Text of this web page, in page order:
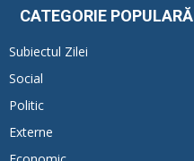
CATEGORIE POPULARĂ
Subiectul Zilei
Social
Politic
Externe